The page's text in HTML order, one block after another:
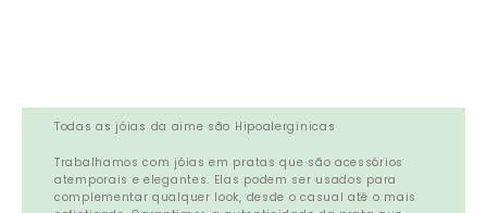
Todas as jóias da aime são Hipoalerginicas
Trabalhamos com jóias em pratas que são acessórios
atemporais e elegantes. Elas podem ser usados para
complementar qualquer look, desde o casual até o mais